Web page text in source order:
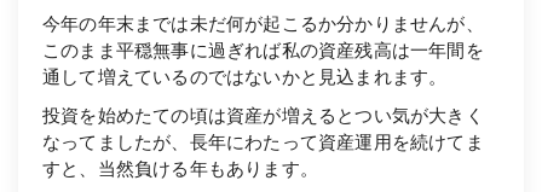
今年の年末までは未だ何が起こるか分かりませんが、
このまま平穏無事に過ぎれば私の資産残高は一年間を
通して増えているのではないかと見込まれます。
投資を始めたての頃は資産が増えるとつい気が大きく
なってましたが、長年にわたって資産運用を続けてま
すと、当然負ける年もあります。